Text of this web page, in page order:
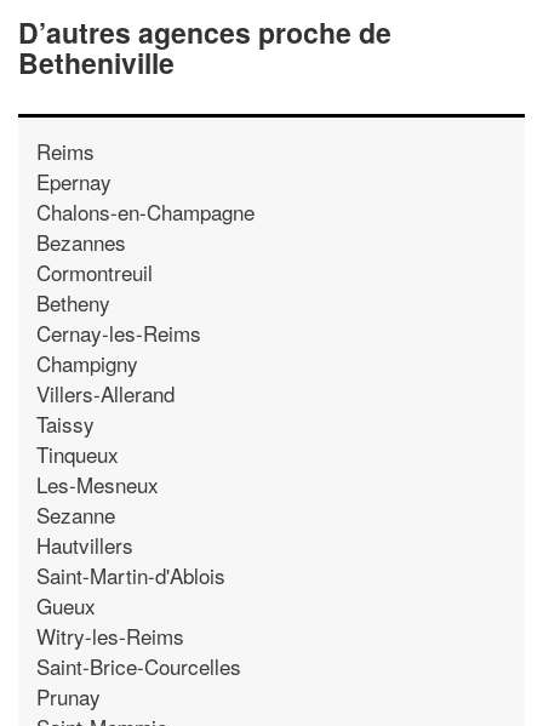
D’autres agences proche de
Betheniville
Reims
Epernay
Chalons-en-Champagne
Bezannes
Cormontreuil
Betheny
Cernay-les-Reims
Champigny
Villers-Allerand
Taissy
Tinqueux
Les-Mesneux
Sezanne
Hautvillers
Saint-Martin-d'Ablois
Gueux
Witry-les-Reims
Saint-Brice-Courcelles
Prunay